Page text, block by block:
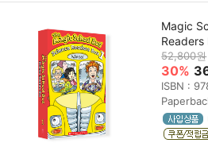
Magic
Readers
52,800원
30%
ISBN :